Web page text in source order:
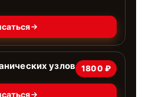
узлов 1800 ₽